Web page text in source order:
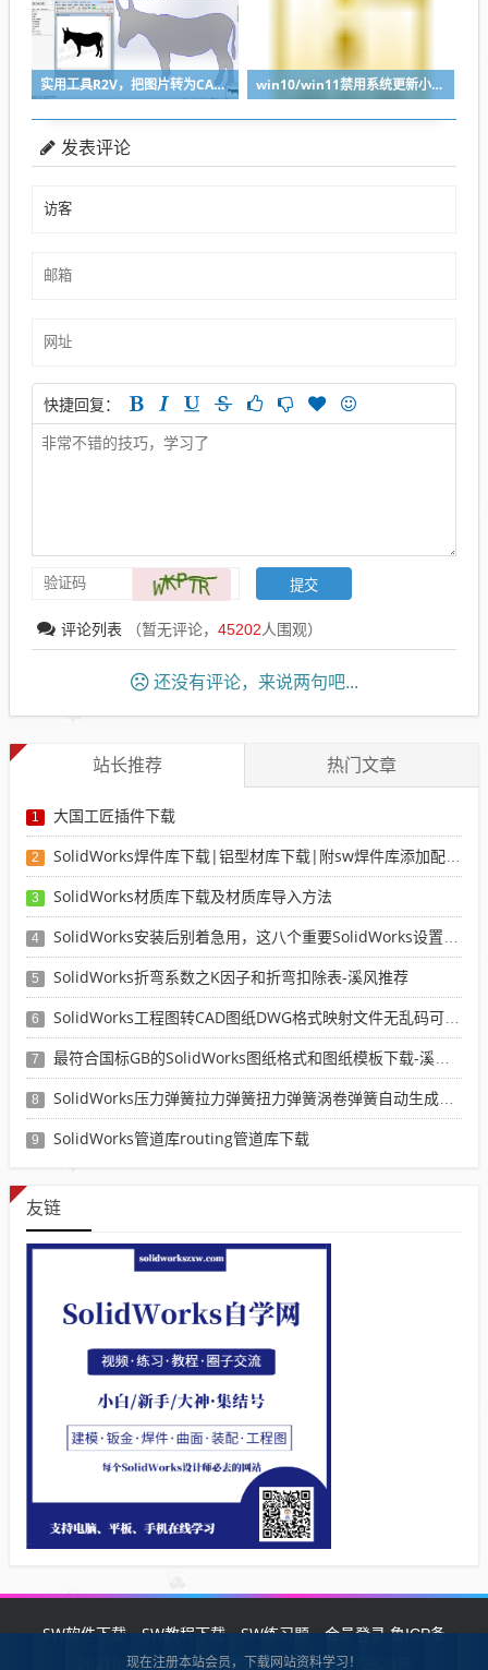
实用工具R2V，把图片转为CAD轮廓轻松导入SolidWorks win10/win11禁用系统更新小工具
发表评论
快捷回复：
评论列表 （暂无评论， 45202人围观）
还没有评论，来说两句吧...
站长推荐 热门文章
1 大国工匠插件下载
2 SolidWorks焊件库下载|铝型材库下载|附sw焊件库添加配置使用教程
3 SolidWorks材质库下载及材质库导入方法
4 SolidWorks安装后别着急用，这八个重要SolidWorks设置可以提高你的画图效率
5 SolidWorks折弯系数之K因子和折弯扣除表-溪风推荐
6 SolidWorks工程图转CAD图纸DWG格式映射文件无乱码可分层-溪风亲测推荐
7 最符合国标GB的SolidWorks图纸格式和图纸模板下载-溪风专用版
8 SolidWorks压力弹簧拉力弹簧扭力弹簧涡卷弹簧自动生成宏程序下载
9 SolidWorks管道库routing管道库下载
友链
SW软件下载 SW教程下载 SW练习题 会员登录鲁ICP备
2021002287号-1鲁公网安备 37132902372928号
现在注册本站会员，下载网站资料学习！